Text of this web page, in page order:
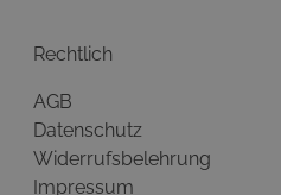
Rechtlich
AGB
Datenschutz
Widerrufsbelehrung
Impressum